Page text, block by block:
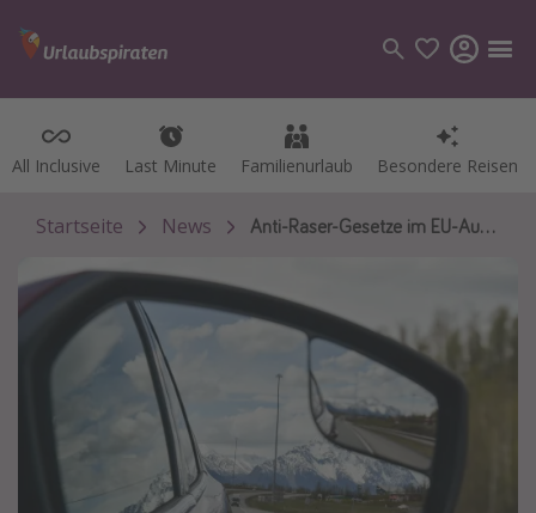
All Inclusive Last Minute Familienurlaub Besondere Reisen
All Inclusive Last Minute Familienurlaub Besondere Reisen
Kategorien
Flüge
Pauschalreisen
Kreuzfahrten
Bodensee Urlaub
Startseite News Anti-Raser-Gesetze im EU-Ausland